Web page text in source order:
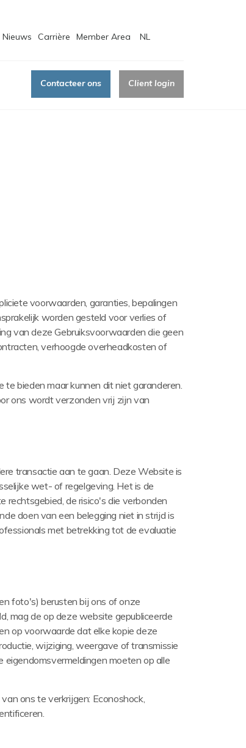
Contacteer ons Client login
Nieuws Carrière Member Area NL
voorwaarden, garanties, bepalingen
worden gesteld voor verlies of
van deze Gebruiksvoorwaarden die geen
verhoogde overheadkosten of
bieden maar kunnen dit niet garanderen.
ons wordt verzonden vrij zijn van
transactie aan te gaan. Deze Website is
wet- of regelgeving. Het is de
rechtsgebied, de risico's die verbonden
doen van een belegging niet in strijd is
met betrekking tot de evaluatie
foto's) berusten bij ons ofonze
mag de op deze website gepubliceerde
op voorwaarde dat elke kopie deze
wijziging, weergave of transmissie
eigendomsvermeldingen moeten op alle
ons te verkrijgen: Econoshock,